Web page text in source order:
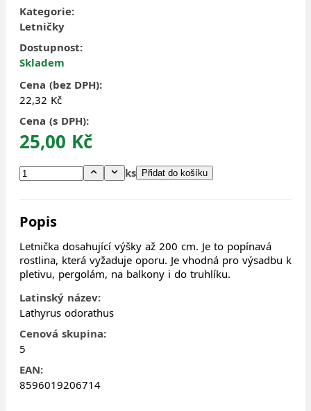
Kategorie:
Letničky
Dostupnost:
Skladem
Cena (bez DPH):
22,32 Kč
Cena (s DPH):
25,00 Kč
ks Přidat do košíku
Popis
Letnička dosahující výšky až 200 cm. Je to popínavá
rostlina, která vyžaduje oporu. Je vhodná pro výsadbu k
pletivu, pergolám, na balkony i do truhlíku.
Latinský název:
Lathyrus odorathus
Cenová skupina:
5
EAN:
8596019206714